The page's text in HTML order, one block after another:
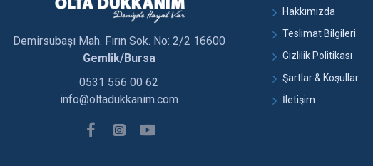
Demirsubaşı Mah. Fırın Sok. No: 2/2 16600
Gemlik/Bursa
0531 556 00 62
info@oltadukkanim.com
Hakkımızda
Teslimat Bilgileri
Gizlilik Politikası
Şartlar & Koşullar
İletişim